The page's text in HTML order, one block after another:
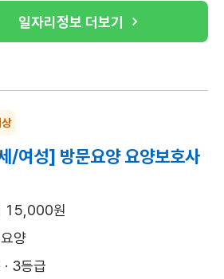
일자리정보 더보기
여성] 방문요양 요양보호사
15,000원
양
· 3등급